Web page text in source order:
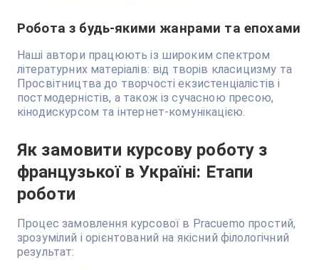
Робота з будь-якими жанрами та епохами
Наші автори працюють із широким спектром
літературних матеріалів: від творів класицизму та
Просвітництва до творчості екзистенціалістів і
постмодерністів, а також із сучасною пресою,
кінодискурсом та інтернет-комунікацією.
Як замовити курсову роботу з
французької в Україні: Етапи
роботи
Процес замовлення курсової в Pracuemo простий,
зрозумілий і орієнтований на якісний філологічний
результат: